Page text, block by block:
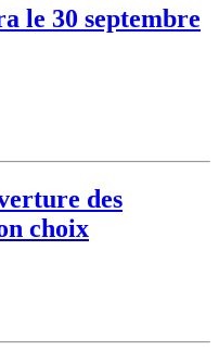
le 30 septembre
des
choix